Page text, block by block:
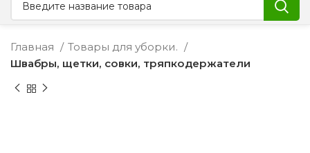
Главная
Товары для уборки.
Швабры, щетки, совки, тряпкодержатели